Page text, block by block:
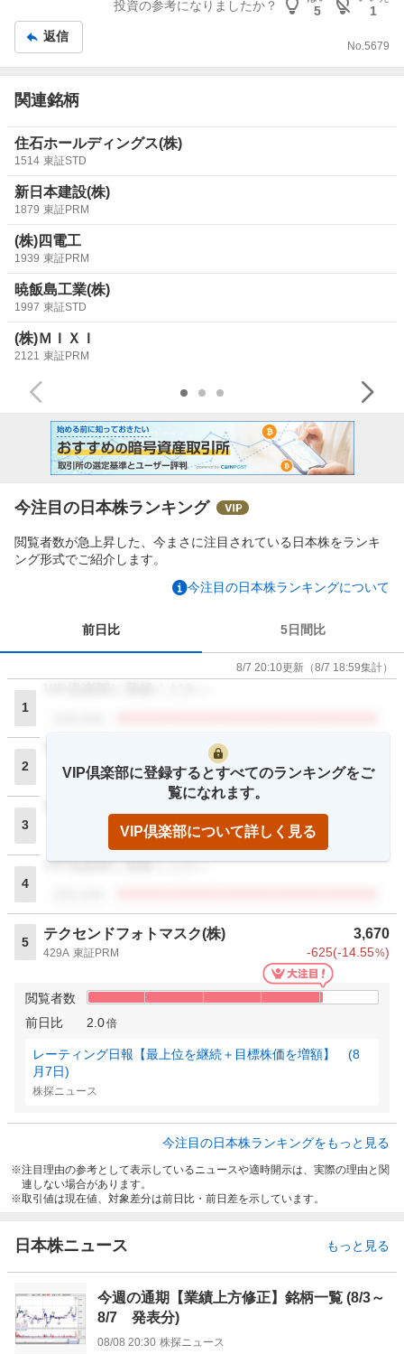
⭕️結論です。ある程度原因が掴めましたので
当方は売ってこられれば更に買い増しさせていただきます
空売りされてる方へ自社株買い発表後にローストチキンへ
売りは命までですよ
記
事
投資の参考になりましたか？ 5
1
返信
No. 5679
関連銘柄
住石ホールディングス(株)
1514 東証STD
新日本建設(株)
1879 東証PRM
(株)四電工
1939 東証PRM
暁飯島工業(株)
1997 東証STD
(株)ＭＩＸＩ
2121 東証PRM
今注目の日本株ランキング
閲覧者数が急上昇した、今まさに注目されている日本株をランキ
ング形式でご紹介します。
今注目の日本株ランキングについて
前日比 5日間比
8/7 20:10更新 （8/7 18:59集計）
1
2
VIP倶楽部に登録ください
閲覧者数
3
4
VIP倶楽部に登録ください
5
テクセンドフォトマスク(株) 3,670
429A 東証PRM -625(-14.55%)
閲覧者数
前日比
2.0倍
レーティング日報【最上位を継続＋目標株価を増額】 (8
月7日)
株探ニュース
VIP倶楽部に登録するとすべてのランキングをご
覧になれます。
VIP倶楽部について詳しく見る
今注目の日本株ランキングをもっと見る
注目理由の参考として表示しているニュースや適時開示は、実際の理由と関
連しない場合があります。
取引値は現在値、対象差分は前日比・前日差を示しています。
日本株ニュース もっと見る
今週の通期【業績上方修正】銘柄一覧 (8/3～
8/7 発表分)
08/08 20:30 株探ニュース